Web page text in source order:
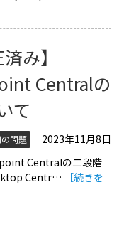
み】
Centralの
て
問題
2023年11月8日
Centralの二段階
Centr…
［続きを